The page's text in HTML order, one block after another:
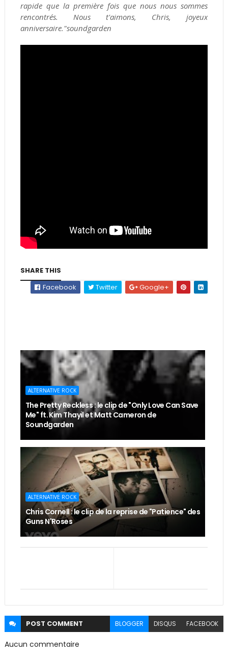
rapide que la première fois que nous nous sommes
rencontrés. Nous t'aimons, Chris, joyeux
anniversaire."soundgarden
SHARE THIS
Facebook
Twitter Google+
ALTERNATIVE ROCK
The Pretty Reckless : le clip de "Only Love Can Save
Me" ft. Kim Thayil et Matt Cameron de
Soundgarden
ALTERNATIVE ROCK
Chris Cornell : le clip de la reprise de "Patience" des
Guns N'Roses
POST COMMENT BLOGGER DISQUS FACEBOOK
Aucun commentaire